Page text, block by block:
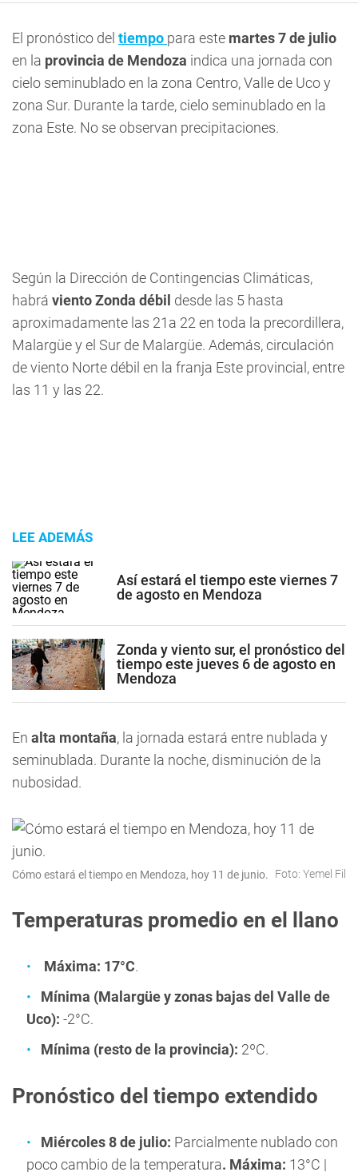
El pronóstico del tiempo para este martes 7 de julio
en la provincia de Mendoza indica una jornada con
cielo seminublado en la zona Centro, Valle de Uco y
zona Sur. Durante la tarde, cielo seminublado en la
zona Este. No se observan precipitaciones.
Según la Dirección de Contingencias Climáticas,
habrá viento Zonda débil desde las 5 hasta
aproximadamente las 21a 22 en toda la precordillera,
Malargüe y el Sur de Malargüe. Además, circulación
de viento Norte débil en la franja Este provincial, entre
las 11 y las 22.
LEE ADEMÁS
Así estará el tiempo este viernes 7
de agosto en Mendoza
Zonda y viento sur, el pronóstico del
tiempo este jueves 6 de agosto en
Mendoza
En alta montaña, la jornada estará entre nublada y
seminublada. Durante la noche, disminución de la
nubosidad.
Cómo estará el tiempo en Mendoza, hoy 11 de junio. Foto: Yemel Fil
Temperaturas promedio en el llano
Máxima: 17°C.
Mínima (Malargüe y zonas bajas del Valle de
Uco): -2°C.
Mínima (resto de la provincia): 2ºC.
Pronóstico del tiempo extendido
Miércoles 8 de julio: Parcialmente nublado con
poco cambio de la temperatura. Máxima: 13°C |